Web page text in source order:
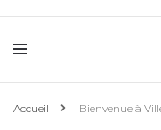
Accueil Bienvenue à